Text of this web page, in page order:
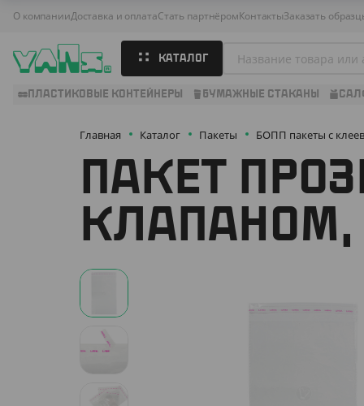
О компанииДоставка и оплатаСтать партнёромКонтактыЗаказать
КАТАЛОГ
ПЛАСТИКОВЫЕ КОНТЕЙНЕРЫ БУМАЖНЫЕ СТАКАНЫ
Главная Каталог Пакеты БОПП пакеты с
ПАКЕТ
КЛАПАНОМ,